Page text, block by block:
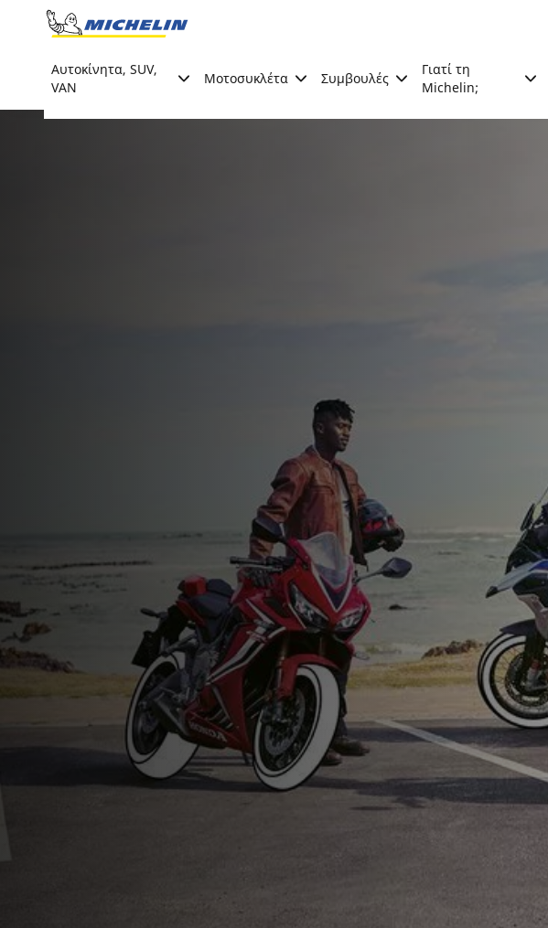
Go to page content
Αυτοκίνητα, SUV,
VAN
Μοτοσυκλέτα Συμβουλές
Γιατί τη
Michelin;